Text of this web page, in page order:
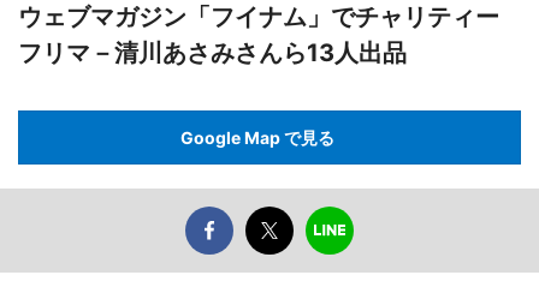
ウェブマガジン「フイナム」でチャリティー
フリマ－清川あさみさんら13人出品
Google Map で見る